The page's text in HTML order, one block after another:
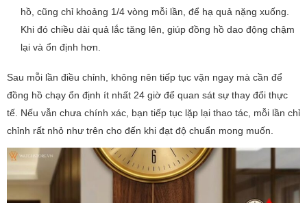
hồ, cũng chỉ khoảng 1/4 vòng mỗi lần, để hạ quả nặng xuống.
Khi đó chiều dài quả lắc tăng lên, giúp đồng hồ dao động chậm
lại và ổn định hơn.
Sau mỗi lần điều chỉnh, không nên tiếp tục vặn ngay mà cần để
đồng hồ chạy ổn định ít nhất 24 giờ để quan sát sự thay đổi thực
tế. Nếu vẫn chưa chính xác, bạn tiếp tục lặp lại thao tác, mỗi lần chỉ
chỉnh rất nhỏ như trên cho đến khi đạt độ chuẩn mong muốn.